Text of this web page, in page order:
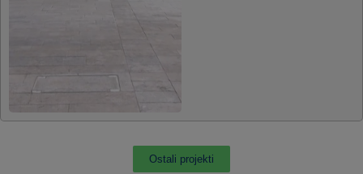
Ostali projekti